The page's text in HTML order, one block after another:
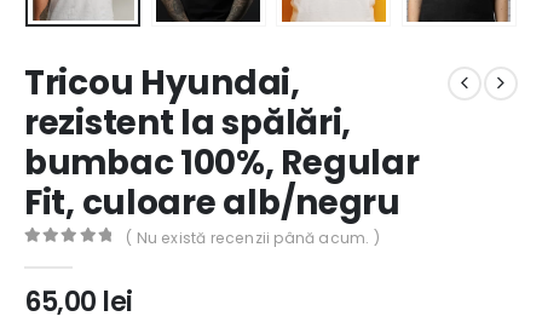
Tricou Hyundai,
rezistent la spălări,
bumbac 100%, Regular
Fit, culoare alb/negru
( Nu există recenzii până acum. )
65,00 lei